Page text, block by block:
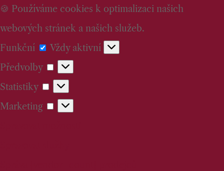
🍪 Používáme cookies k optimalizaci našich
webových stránek a našich služeb.
Funkční
Funkční
Vždy aktivní
Předvolby
Předvolby
Statistiky
Statistiky
Marketing
Marketing